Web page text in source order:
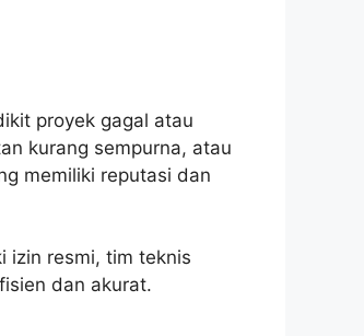
proyek gagal atau
kurang sempurna, atau
memiliki reputasi dan
izin resmi, tim teknis
dan akurat.